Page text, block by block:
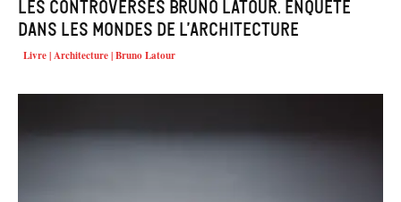
Les controverses Bruno Latour. Enquête
dans les mondes de l’architecture
Livre | Architecture | Bruno Latour